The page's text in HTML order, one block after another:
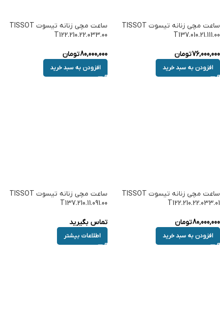
ساعت مچی زنانه تیسوت TISSOT
T137.010.21.111.00
76,000,000تومان
افزودن به سبد خرید
ساعت مچی زنانه تیسوت TISSOT
T122.210.22.033.00
80,000,000تومان
افزودن به سبد خرید
ساعت مچی زنانه تیسوت TISSOT
T122.210.22.033.01
80,000,000تومان
افزودن به سبد خرید
ساعت مچی زنانه تیسوت TISSOT
T137.210.11.091.00
تماس بگیرید
اطلاعات بیشتر